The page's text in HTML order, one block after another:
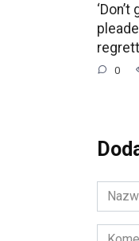
0
Nazwa
*